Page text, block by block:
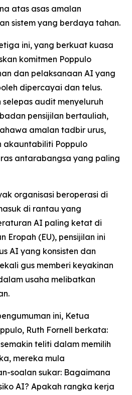
atas asas amalan
sistem yang berdaya tahan.
ini, yang berkuat kuasa
komitmen Poppulo
dan pelaksanaan AI yang
dipercayai dan telus.
selepas audit menyeluruh
pensijilan bertauliah,
amalan tadbir urus,
akauntabiliti Poppulo
antarabangsa yang paling
organisasi beroperasi di
di rantau yang
AI paling ketat di
Eropah (EU), pensijilan ini
AI yang konsisten dan
gus memberi keyakinan
usaha melibatkan
ini, Ketua
Ruth Fornell berkata:
teliti dalam memilih
mereka mula
soalan sukar: Bagaimana
AI? Apakah rangka kerja